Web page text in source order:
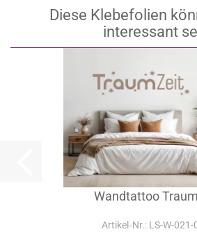
Diese Klebefolien
interessant
Wandtattoo
Artikel‑Nr.: LS-W-021-